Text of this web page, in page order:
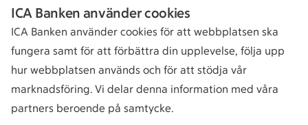
ICA Banken använder cookies
ICA Banken använder cookies för att webbplatsen ska
fungera samt för att förbättra din upplevelse, följa upp
hur webbplatsen används och för att stödja vår
marknadsföring. Vi delar denna information med våra
partners beroende på samtycke.